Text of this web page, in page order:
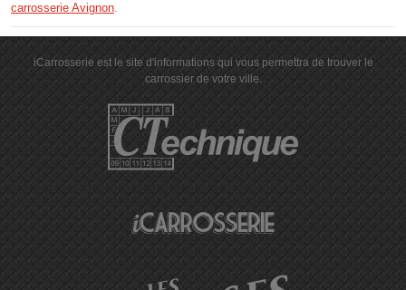
carrosserie Avignon.
iCarrosserie est le site d'informations qui vous permettra de trouver le
carrossier de votre ville.